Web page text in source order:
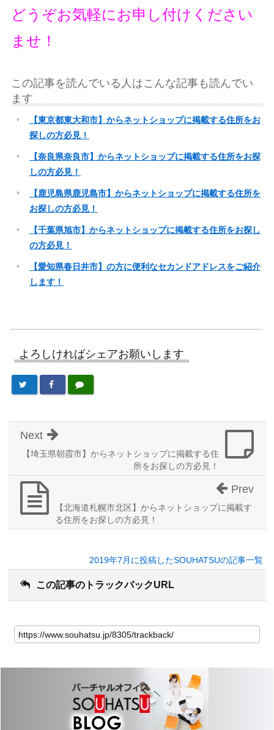
どうぞお気軽にお申し付けください
ませ！
この記事を読んでいる人はこんな記事も読んでい
ます
【東京都東大和市】からネットショップに掲載する住所をお
探しの方必見！
【奈良県奈良市】からネットショップに掲載する住所をお探
しの方必見！
【鹿児島県鹿児島市】からネットショップに掲載する住所を
お探しの方必見！
【千葉県旭市】からネットショップに掲載する住所をお探し
の方必見！
【愛知県春日井市】の方に便利なセカンドアドレスをご紹介
します！
よろしければシェアお願いします
【埼玉県朝霞市】からネットショップに掲載する住
所をお探しの方必見！
Next
【北海道札幌市北区】からネットショップに掲載す
る住所をお探しの方必見！
Prev
2019年7月に投稿したSOUHATSUの記事一覧
この記事のトラックバックURL